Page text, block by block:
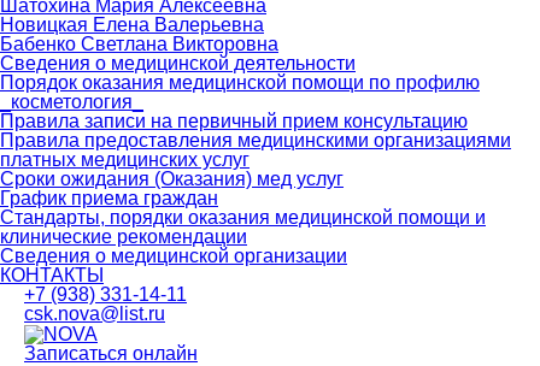
Шатохина Мария Алексеевна
Новицкая Елена Валерьевна
Бабенко Светлана Викторовна
Сведения о медицинской деятельности
Порядок оказания медицинской помощи по профилю
_косметология_
Правила записи на первичный прием консультацию
Правила предоставления медицинскими организациями
платных медицинских услуг
Сроки ожидания (Оказания) мед услуг
График приема граждан
Стандарты, порядки оказания медицинской помощи и
клинические рекомендации
Сведения о медицинской организации
КОНТАКТЫ
+7 (938) 331-14-11
csk.nova@list.ru
Записаться онлайн